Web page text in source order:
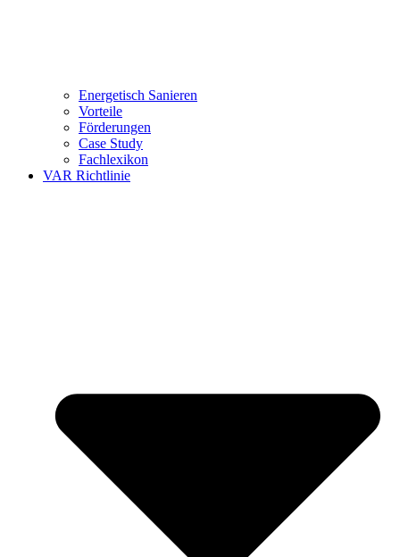
Energetisch Sanieren
Vorteile
Förderungen
Case Study
Fachlexikon
VAR Richtlinie